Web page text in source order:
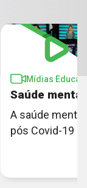
Mídias
Saúde mental
A saúde
pós Covid-19